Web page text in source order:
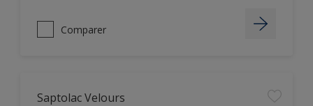
Comparer
Saptolac Velours